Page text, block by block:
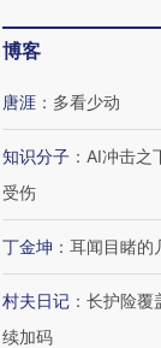
员跨国走私7万
丸 尿检体内含3种
球最热百城独占
度如何熬过48°C
38
博客
唐涯 ： 多看少动
知识分子 ： AI冲击之
受伤
丁金坤 ： 耳闻目睹的
村夫日记 ： 长护险覆
续加码